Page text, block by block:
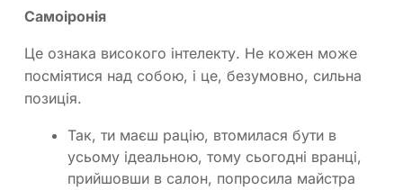
Самоіронія
Це ознака високого інтелекту. Не кожен може
посміятися над собою, і це, безумовно, сильна
позиція.
Так, ти маєш рацію, втомилася бути в
усьому ідеальною, тому сьогодні вранці,
прийшовши в салон, попросила майстра